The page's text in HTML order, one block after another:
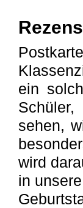
ein
sehen,
wird
in